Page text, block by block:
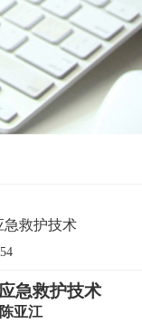
急救护技术
急救护技术
亚江